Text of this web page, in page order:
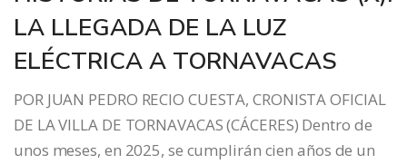
LA LLEGADA DE LA LUZ
ELÉCTRICA A TORNAVACAS
POR JUAN PEDRO RECIO CUESTA, CRONISTA OFICIAL
DE LA VILLA DE TORNAVACAS (CÁCERES) Dentro de
unos meses, en 2025, se cumplirán cien años de un